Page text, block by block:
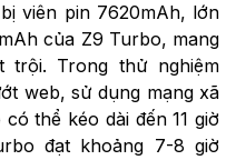
viên pin 7620mAh, lớn
của Z9 Turbo, mang
trội. Trong thử nghiệm
web, sử dụng mạng xã
thể kéo dài đến 11 giờ
đạt khoảng 7-8 giờ